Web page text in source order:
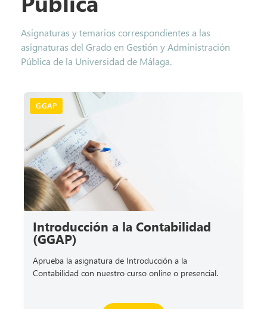
Asignaturas y temarios correspondientes a las
asignaturas del Grado en Gestión y Administración
Pública de la Universidad de Málaga.
GGAP
Introducción a la Contabilidad
(GGAP)
Aprueba la asignatura de Introducción a la
Contabilidad con nuestro curso online o presencial.